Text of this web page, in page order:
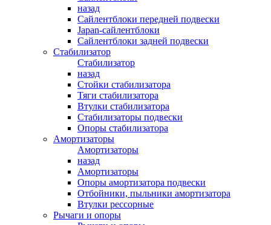
назад
Сайлентблоки передней подвески
Japan-сайлентблоки
Сайлентблоки задней подвески
Стабилизатор
Стабилизатор
назад
Стойки стабилизатора
Тяги стабилизатора
Втулки стабилизатора
Стабилизаторы подвески
Опоры стабилизатора
Амортизаторы
Амортизаторы
назад
Амортизаторы
Опоры амортизатора подвески
Отбойники, пыльники амортизатора
Втулки рессорные
Рычаги и опоры